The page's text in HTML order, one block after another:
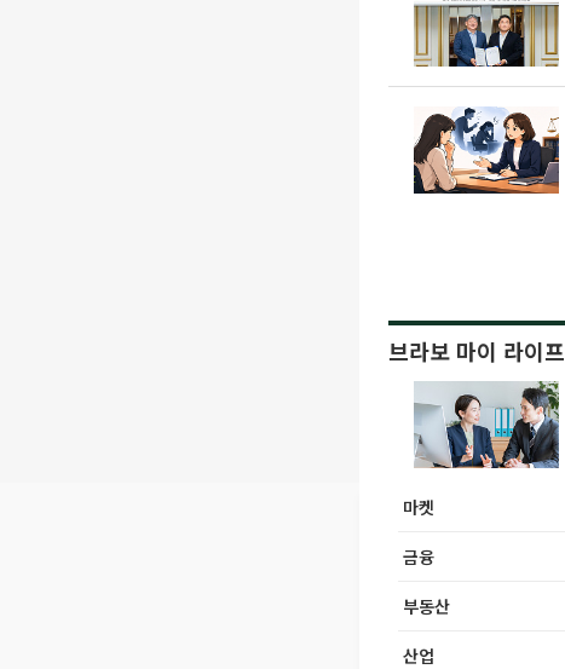
브라보 마이 라이프
마켓
금융
부동산
산업